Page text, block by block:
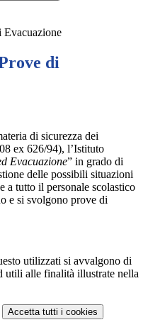
Evacuazione
di
di sicurezza dei
ex 626/94), l’Istituto
Evacuazione” in grado di
delle possibili situazioni
a tutto il personale scolastico
e si svolgono prove di
utilizzati si avvalgono di
utili alle finalità illustrate nella
Accetta tutti i cookies